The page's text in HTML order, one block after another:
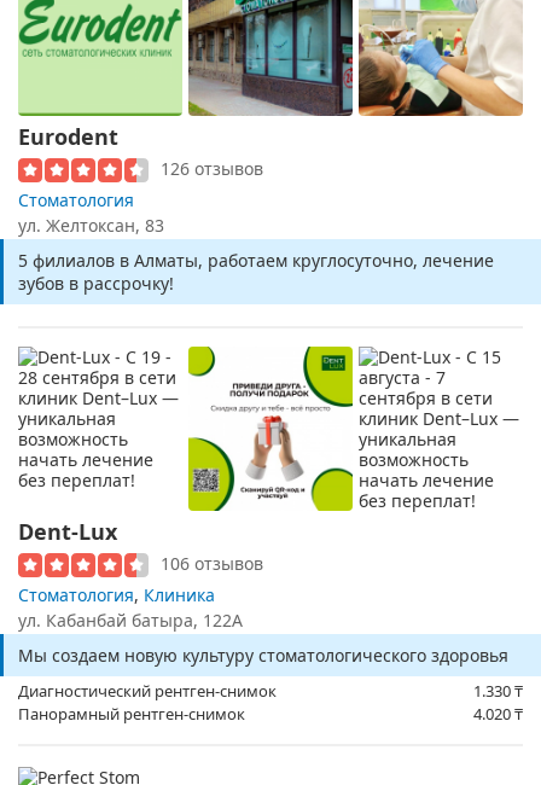
Eurodent
126 отзывов
Стоматология
ул. Желтоксан, 83
5 филиалов в Алматы, работаем круглосуточно, лечение
зубов в рассрочку!
Dent-Lux
106 отзывов
Стоматология, Клиника
ул. Кабанбай батыра, 122А
Мы создаем новую культуру стоматологического здоровья
Диагностический рентген-снимок 1.330₸
Панорамный рентген-снимок
4.020₸